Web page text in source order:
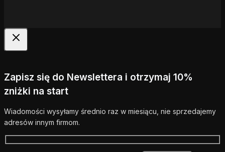
Zapisz się do Newslettera i otrzymaj 10%
zniżki na start
Wiadomości wysyłamy średnio raz w miesiącu, nie sprzedajemy
adresów innym firmom.